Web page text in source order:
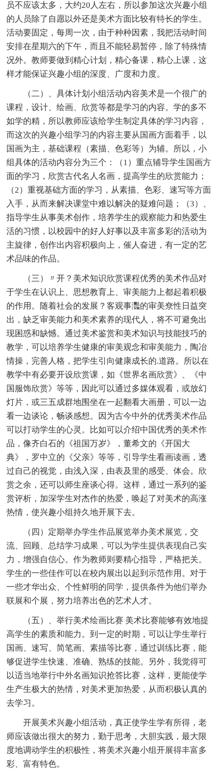
员不应该太多，大约20人左右，所以参加这次兴趣小组
的人员除了自愿以外还是美术方面比较有特长的学生。
活动要固定，每周一次，由于种种因素，我把活动时间
安排在星期六的下午，而且不能轻易暂停，除了特殊情
况外。教师要做到精心计划，精心备课，精心上课，这
样才能保证兴趣小组的深度、广度和力度。
（二）、具体计划小组活动内容美术是一个很广的
课程，设计、绘画、欣赏等都是学习的内容。学的多不
如学的精，所以教师应该给学生制定具体的学习内容，
而这次的兴趣小组学习的内容主要从国画方面着手，以
国画为主，基础课程（素描、色彩等）为辅。所以，小
组具体的活动内容分为三个：（1）重点辅导学生国画方
面的学习，欣赏古代名人名画，提高学生的欣赏能力；
（2）重视基础方面的学习，从素描、色彩、速写等方面
入手，从而来解决课堂中难以解决的疑难问题；（3）、
指导学生从事美术创作，培养学生的观察能力和热爱生
活的习惯，以校园中的好人好事以及丰富多彩的活动为
主旋律，创作出内容积极向上，催人奋进，有一定的艺
术品味的作品。
（三）〃开？美术知识欣赏课程优秀的美术作品对
于学生在认识上、思想教育上、审美能力上都起着积极
的作用。随着社会的发展？客观事灩的审美尞性日益突
出，缺乏审美能力和美术素养的现代人，将不可避免出
现困惑和缺憾。通过美术鉴赏和美术知识与技能技巧的
教学，可以培养学生健康的审美观念和审美能力，陶冶
情操，完善人格，把学生引向健康成长的.道路。所以在
教学中有必要开设欣赏课，如《世界名画欣赏》、《中
国服饰欣赏》等等，因此可以通过多媒体观看，或放幻
灯片，或三五成群地围坐在一起翻看大画册，可以一边
看一边谈论，畅谈感想。因为古今中外的优秀美术作品
可以打动学生的心灵。比如可以介绍中国优秀的美术作
品，像齐白石的《祖国万岁》，董希文的《开国大
典》，罗中立的《父亲》等等，引导学生看画读画，透
过自己的视觉，由浅入深，由表及里的感受、体会。欣
赏之余，还可以师生座谈心得。这样，通过一系列的鉴
赏评析，加深学生对杰作的热爱，唤起了对美术的高涨
热情，使兴趣小组持久地开展下去。
（四）定期举办学生作品展览举办美术展览，交
流、回顾、总结学习成果，可以为学生提供表现自己实
力，增强自信心。作为教师则要精心指导，严格把关。
学生的一些佳作可以在校内展出以起到示范作用。对于
一些才华出众、个性鲜明的同学，提供条件为他们举办
联展和个展，努力培养出色的艺术人才。
（五）、举行美术绘画比赛 美术比赛能够有效地提
高学生的素质和能力。到一定的时期，可以让学生举行
国画、速写、简笔画、素描等比赛，通过训练比赛，能
够促进学生快速、准确、熟练的技能。另外，我觉得可
以适当地举行中外名画知识抢答比赛，这样，更能使学
生产生极大的热情，对美术更加热爱，从而积极认真的
去学习。
开展美术兴趣小组活动，真正使学生学有所得，老
师应该做出很大的努力，勤于思考，大胆实践，最大限
度地调动学生的积极性，将美术兴趣小组开展得丰富多
彩、富有特色。